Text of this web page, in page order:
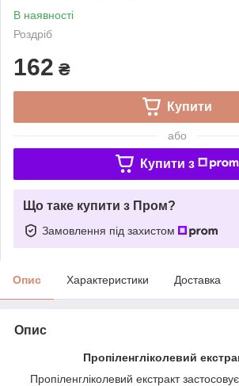
В наявності
Роздріб
162 ₴
Купити
або
Купити з
Що таке купити з Пром?
Замовлення під захистом
Опис Характеристики Доставка
Опис
Пропіленгліколевий
Пропіленгліколевий екстракт